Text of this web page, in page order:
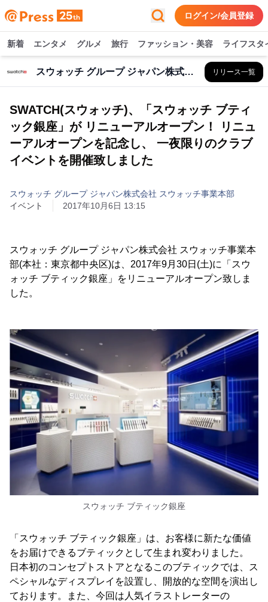
ログイン/会員登録
新着 エンタメ グルメ 旅行 ファッション・美容 ライフスタ
スウォッチ グループ ジャパン株式会社 スウォッチ事業本部 リリース一覧
SWATCH(スウォッチ)、「スウォッチ ブティ
ック銀座」が リニューアルオープン！ リニュ
ーアルオープンを記念し、 一夜限りのクラブ
イベントを開催致しました
スウォッチ グループ ジャパン株式会社 スウォッチ事業本部
イベント
2017年10月6日 13:15
スウォッチ グループ ジャパン株式会社 スウォッチ事業本
部(本社：東京都中央区)は、2017年9月30日(土)に「スウ
ォッチ ブティック銀座」をリニューアルオープン致しま
した。
スウォッチ ブティック銀座
「スウォッチ ブティック銀座」は、お客様に新たな価値
をお届けできるブティックとして生まれ変わりました。
日本初のコンセプトストアとなるこのブティックでは、ス
ペシャルなディスプレイを設置し、開放的な空間を演出し
ております。また、今回は人気イラストレーターの